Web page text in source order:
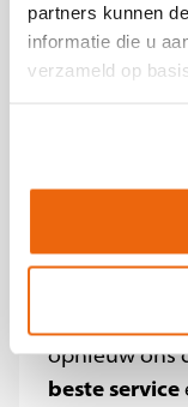
partners kunnen
informatie die u
verzameld op
Expert is een
op het
zomaar
inspireren.
klanten blij te
Expert is een
opnieuw ons
beste service